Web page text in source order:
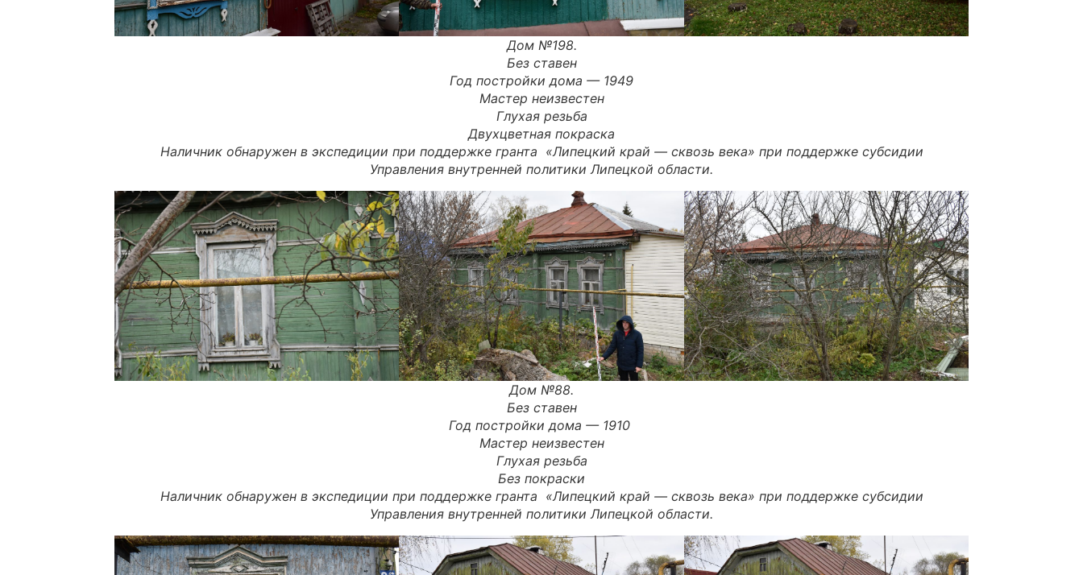
Дом №198.
Без ставен
Год постройки дома — 1949
Мастер неизвестен
Глухая резьба
Двухцветная покраска
Наличник обнаружен в экспедиции при поддержке гранта «Липецкий край — сквозь века» при поддержке субсидии
Управления внутренней политики Липецкой области.
Дом №88.
Без ставен
Год постройки дома — 1910
Мастер неизвестен
Глухая резьба
Без покраски
Наличник обнаружен в экспедиции при поддержке гранта «Липецкий край — сквозь века» при поддержке субсидии
Управления внутренней политики Липецкой области.